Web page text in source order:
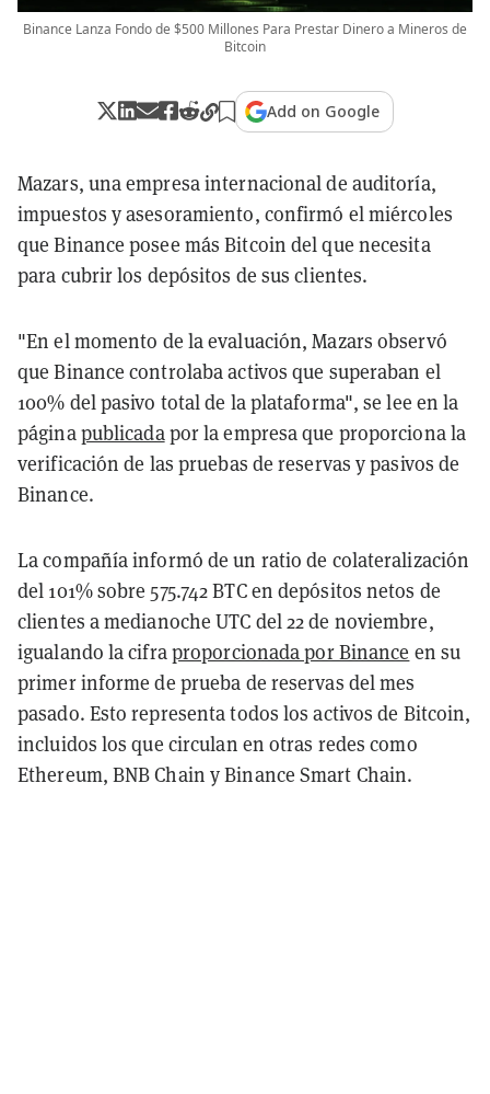
Binance Lanza Fondo de $500 Millones Para Prestar Dinero a Mineros de
Bitcoin
Add on Google
Mazars, una empresa internacional de auditoría,
impuestos y asesoramiento, confirmó el miércoles
que Binance posee más Bitcoin del que necesita
para cubrir los depósitos de sus clientes.
"En el momento de la evaluación, Mazars observó
que Binance controlaba activos que superaban el
100% del pasivo total de la plataforma", se lee en la
páginapublicadapor la empresa que proporciona la
verificación de las pruebas de reservas y pasivos de
Binance.
La compañía informó de un ratio de colateralización
del 101% sobre 575.742 BTC en depósitos netos de
clientes a medianoche UTC del 22 de noviembre,
igualando la cifraproporcionada por Binance en su
primer informe de prueba de reservas del mes
pasado. Esto representa todos los activos de Bitcoin,
incluidos los que circulan en otras redes como
Ethereum, BNB Chain y Binance Smart Chain.